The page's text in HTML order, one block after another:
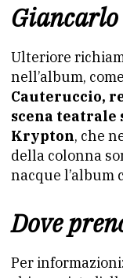
Ulteriore
nell’album,
Cauteruccio,
scena teatrale
Krypton, che
della colonna
nacque l’album
Dove
Per informazioni: